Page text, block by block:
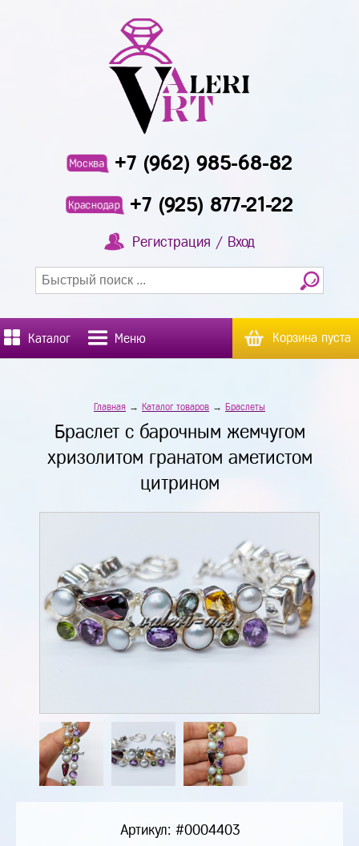
Москва +7 (962) 985-68-82
Краснодар +7 (925) 877-21-22
Регистрация / Вход
Каталог Меню Корзина пуста
Главная → Каталог товаров → Браслеты
Браслет с барочным жемчугом
хризолитом гранатом аметистом
цитрином
Артикул: #0004403